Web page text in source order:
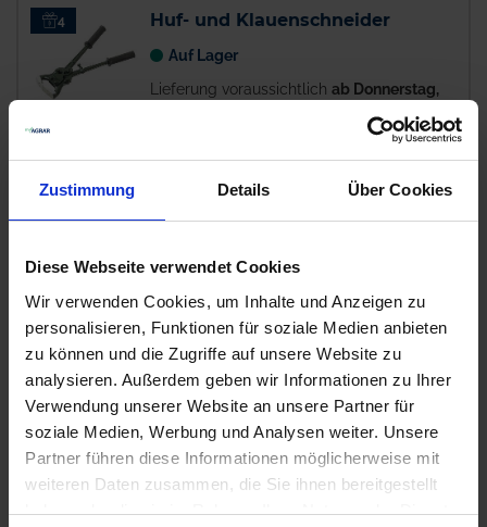
Zustimmung Details Über Cookies
Diese Webseite verwendet Cookies
Wir verwenden Cookies, um Inhalte und Anzeigen zu
personalisieren, Funktionen für soziale Medien anbieten
zu können und die Zugriffe auf unsere Website zu
analysieren. Außerdem geben wir Informationen zu Ihrer
Verwendung unserer Website an unsere Partner für
soziale Medien, Werbung und Analysen weiter. Unsere
Partner führen diese Informationen möglicherweise mit
weiteren Daten zusammen, die Sie ihnen bereitgestellt
haben oder die sie im Rahmen Ihrer Nutzung der Dienste
4 Huf- und Klauenschneider
Auf Lager
Lieferung voraussichtlich ab Donnerstag,
Auf Lager
Lieferung voraussichtlichab Donnerstag,
13. August 2026
61,13 € / St
61,13 €pro 1 Stück